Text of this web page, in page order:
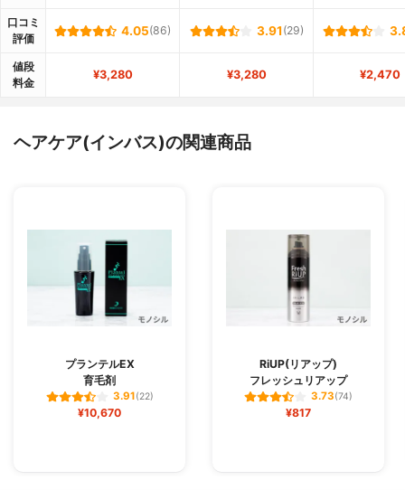
口コミ
評価
4.05(86) 3.91 (29)
値段
料金
¥3,280 ¥3,280 ¥2,470
ヘアケア(インバス)の関連商品
プランテルEX
育毛剤
3.91(22)
¥10,670
RiUP(リアップ)
フレッシュリアップ
3.73(74)
¥817